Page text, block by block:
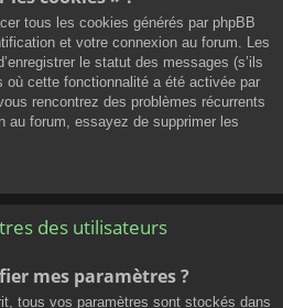
tous les cookies générés par phpBB
et votre connexion au forum. Les
le statut des messages (s’ils
cette fonctionnalité a été activée par
rencontrez des problèmes récurrents
au forum, essayez de supprimer les
des utilisateurs
mes paramètres ?
tous vos paramètres sont stockés dans